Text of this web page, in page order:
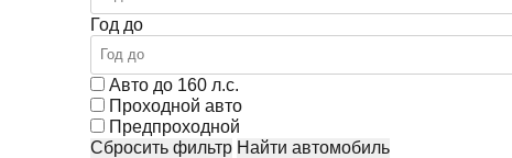
Год до
Авто до 160 л.с.
Проходной авто
Предпроходной
Сбросить фильтр
Найти автомобиль